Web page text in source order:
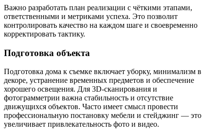
Важно разработать план реализации с чёткими этапами,
ответственными и метриками успеха. Это позволит
контролировать качество на каждом шаге и своевременно
корректировать тактику.
Подготовка объекта
Подготовка дома к съемке включает уборку, минимализм в
декоре, устранение временных предметов и обеспечение
хорошего освещения. Для 3D-сканирования и
фотограмметрии важна стабильность и отсутствие
движущихся объектов. Часто имеет смысл провести
профессиональную постановку мебели и стейджинг — это
увеличивает привлекательность фото и видео.